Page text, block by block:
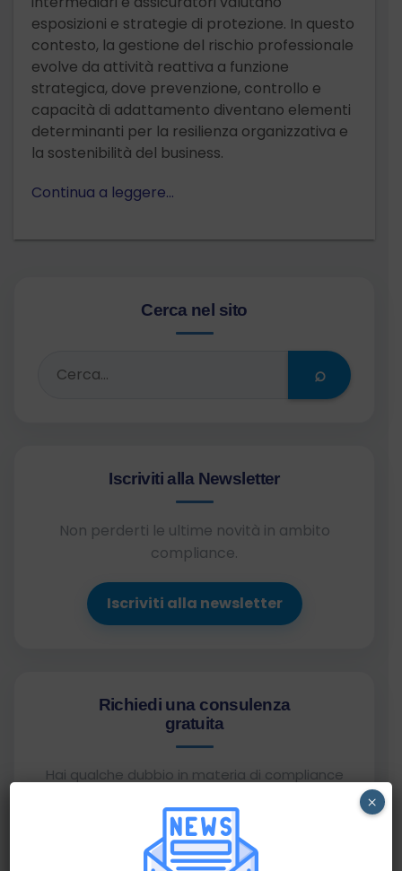
esposizioni e strategie di protezione. In questo
contesto, la gestione del rischio professionale
evolve da attività reattiva a funzione
strategica, dove prevenzione, controllo e
capacità di adattamento diventano elementi
determinanti per la resilienza organizzativa e
la sostenibilità del business.
Continua a leggere…
Cerca nel sito
⌕
Iscriviti alla Newsletter
Non perderti le ultime novità in ambito
compliance.
Iscriviti alla newsletter
Richiedi una consulenza
gratuita
Hai qualche dubbio in materia di compliance
Prenota una consulenza gratuita con il team
AssiCompliance e ottieni chiarimenti operativi
×